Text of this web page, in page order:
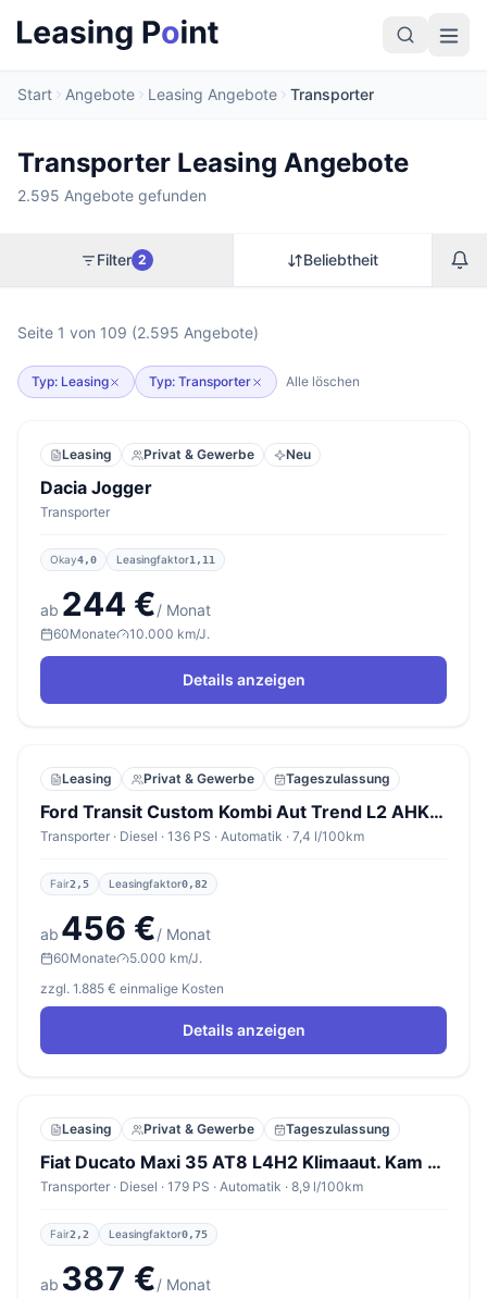
Start Angebote Leasing Angebote Transporter
Transporter Leasing Angebote
2.595 Angebote gefunden
Filter 2 Beliebtheit
Seite 1 von 109 (2.595 Angebote)
Typ: Leasing Typ: Transporter Alle löschen
Leasing Privat & Gewerbe Neu
Dacia Jogger
Transporter
Okay4,0 Leasingfaktor1,11
ab 244 €/ Monat
60Monate 10.000 km/J.
Details anzeigen
Leasing Privat & Gewerbe Tageszulassung
Ford Transit Custom Kombi Aut Trend L2 AHK 5J-Gar 9-S
Transporter · Diesel · 136 PS · Automatik · 7,4 l/100km
Fair2,5 Leasingfaktor0,82
ab 456 €/ Monat
60Monate
5.000 km/J.
zzgl. 1.885 € einmalige Kosten
Details anzeigen
Leasing Privat & Gewerbe Tageszulassung
Fiat Ducato Maxi 35 AT8 L4H2 Klimaaut. Kam 7"Display
Transporter · Diesel · 179 PS · Automatik · 8,9 l/100km
Fair2,2 Leasingfaktor0,75
ab 387 €/ Monat